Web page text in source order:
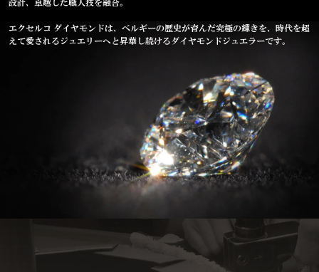
設計、卓越した職人技を融合。
エクセルコ ダイヤモンドは、ベルギーの歴史が育んだ究極の輝きを、時代を超
えて愛されるジュエリーへと昇華し続けるダイヤモンドジュエラーです。